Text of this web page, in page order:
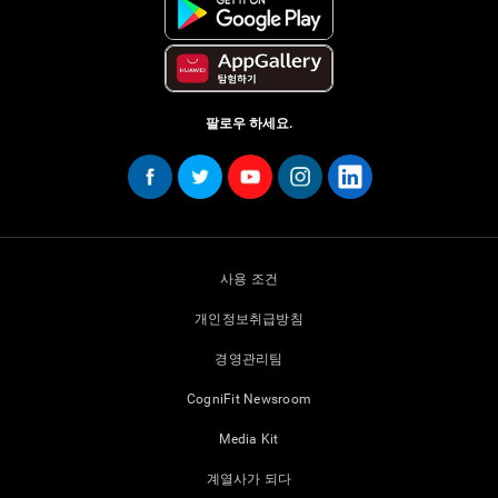
팔로우 하세요.
사용 조건
개인정보취급방침
경영관리팀
CogniFit Newsroom
Media Kit
계열사가 되다